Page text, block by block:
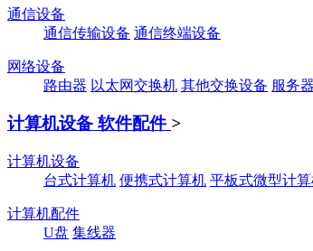
通信设备
通信传输设备 通信终端设备
网络设备
路由器 以太网交换机 其他交换设备 服务器
计算机设备 软件配件 >
计算机设备
台式计算机 便携式计算机 平板式微型计
计算机配件
U盘 集线器